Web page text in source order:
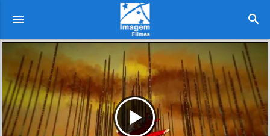
menu search